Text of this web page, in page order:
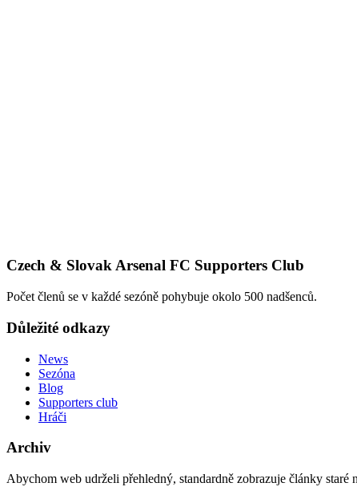
Czech & Slovak Arsenal FC Supporters Club
Počet členů se v každé sezóně pohybuje okolo 500 nadšenců.
Důležité odkazy
News
Sezóna
Blog
Supporters club
Hráči
Archiv
Abychom web udrželi přehledný, standardně zobrazuje články